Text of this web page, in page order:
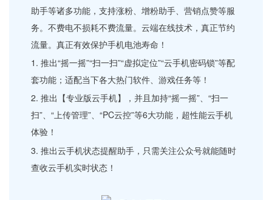
助手等诸多功能，支持涨粉、增粉助手、营销点赞等服
务。不费电不损耗不费流量。云端在线技术，真正节约
流量。真正有效保护手机电池寿命！
1. 推出“摇一摇”“扫一扫”“虚拟定位”“云手机密码锁”等配
套功能；适配当下各大热门软件、游戏任务等！
2. 推出【专业版云手机】，并且加持“摇一摇”、“扫一
扫”、“上传管理”、“PC云控”等6大功能，超性能云手机
体验！
3. 推出云手机状态提醒助手，只需关注公众号就能随时
查收云手机实时状态！